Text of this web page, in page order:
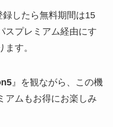
したら無料期間は15
スプレミアム経由にす
ます。
』を観ながら、この機
アムもお得にお楽しみ